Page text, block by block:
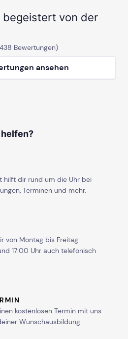
begeistert von der
Bewertungen)
ansehen
hilft dir rund um die Uhr bei
Terminen und mehr.
von Montag bis Freitag
17:00 Uhr auch telefonisch
kostenlosen Termin mit uns
Wunschausbildung